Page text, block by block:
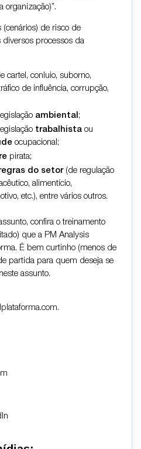
organização)”.
de risco de
diversos processos da
cartel, conluio, suborno,
de influência, corrupção,
ambiental ;
trabalhista ou
ocupacional;
pirata;
do setor(de regulação
alimentício,
etc.), entre vários outros.
confira o treinamento
que a PM Analysis
É bem curtinho (menos de
partida para quem deseja se
assunto.
.